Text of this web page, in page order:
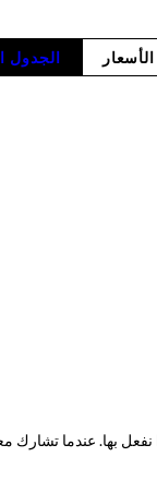
الأسعار الجدول
بها. عندما تشارك